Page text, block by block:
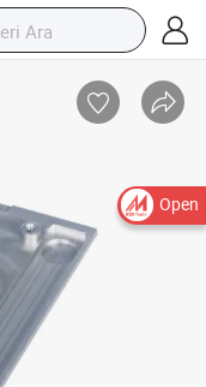
Open